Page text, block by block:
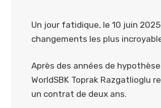
Un jour fatidique, le 10 juin
changements les plus
Après des années de
WorldSBK Toprak Razgatlioglu
un contrat de deux ans.